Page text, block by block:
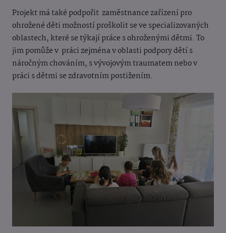
Projekt má také podpořit zaměstnance zařízení pro
ohrožené děti možností proškolit se ve specializovaných
oblastech, které se týkají práce s ohroženými dětmi. To
jim pomůže v práci zejména v oblasti podpory dětí s
náročným chováním, s vývojovým traumatem nebo v
práci s dětmi se zdravotním postižením.